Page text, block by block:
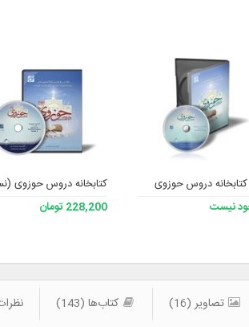
کتابخانه دروس حوزوی
نیست
کتابخانه دروس حوزوی
228,200 تومان
تصاویر (16) کتاب‌ها (143)